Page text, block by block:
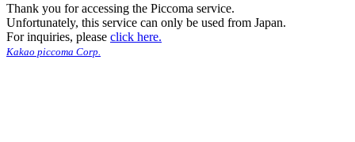
Thank you for accessing the Piccoma service.
Unfortunately, this service can only be used from Japan.
For inquiries, please click here.
Kakao piccoma Corp.